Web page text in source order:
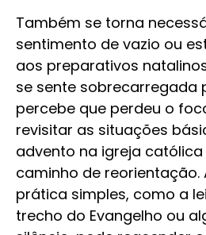
Também se torna
sentimento de vazio ou
aos preparativos
se sente sobrecarregada
percebe que perdeu o
revisitar as situações
advento na igreja
caminho de reorientação.
prática simples, como a
trecho do Evangelho ou